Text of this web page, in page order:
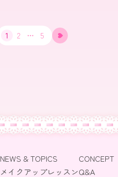
1 2 5
NEWS & TOPICS
メイクアップレッスン
CONCEPT
Q&A